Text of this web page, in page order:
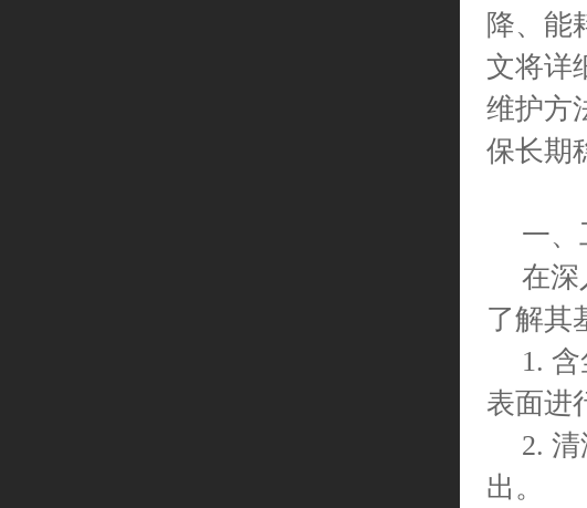
降、能
文将详
维护方
保长期
一
在深
了解其
1.
表面进
2.
出。